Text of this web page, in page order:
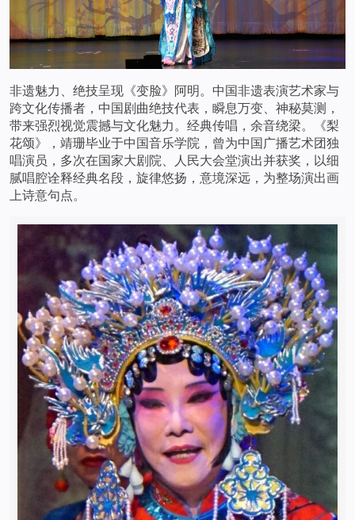
非遗魅力、绝技呈现《变脸》阿明。中国非遗表演艺术家与
跨文化传播者，中国剧曲绝技代表，瞬息万变、神秘莫测，
带来强烈视觉震撼与文化魅力。经典传唱，余音绕梁。《梨
花颂》，靖珊毕业于中国音乐学院，曾为中国广播艺术团独
唱演员，多次在国家大剧院、人民大会堂演出并获奖，以细
腻唱腔诠释经典名段，旋律悠扬，意境深远，为整场演出画
上诗意句点。